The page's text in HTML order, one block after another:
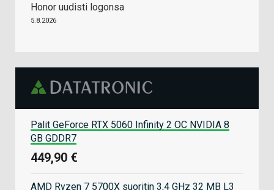
Honor uudisti logonsa
5.8.2026
Palit GeForce RTX 5060 Infinity 2 OC NVIDIA 8
GB GDDR7
449,90 €
AMD Ryzen 7 5700X suoritin 3,4 GHz 32 MB L3